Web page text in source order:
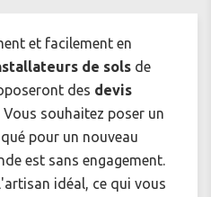
et facilement en
de sols de
des devis
Vous souhaitez poser un
pour un nouveau
est sans engagement.
idéal, ce qui vous